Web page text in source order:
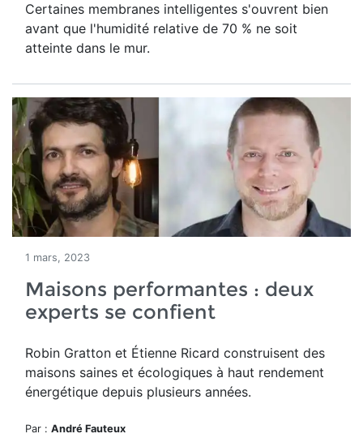
Certaines membranes intelligentes s'ouvrent bien
avant que l'humidité relative de 70 % ne soit
atteinte dans le mur.
1 mars, 2023
Maisons performantes : deux
experts se confient
Robin Gratton et Étienne Ricard construisent des
maisons saines et écologiques à haut rendement
énergétique depuis plusieurs années.
Par : André Fauteux